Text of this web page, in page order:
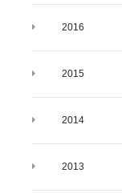
2016
2015
2014
2013